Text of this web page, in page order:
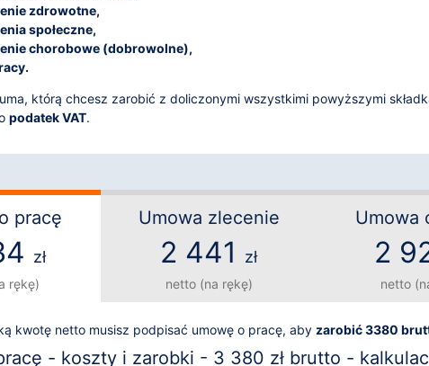
zdrowotne,
społeczne,
chorobowe (dobrowolne),
którą chcesz zarobić z doliczonymi wszystkimi powyższymi
podatek VAT.
pracę
zł
rękę)
Umowa zlecenie
2 441 zł
netto (na rękę)
Umowa
2
netto
kwotę netto musisz podpisać umowę o pracę, aby zarobić 3380
- koszty i zarobki - 3 380 zł brutto -